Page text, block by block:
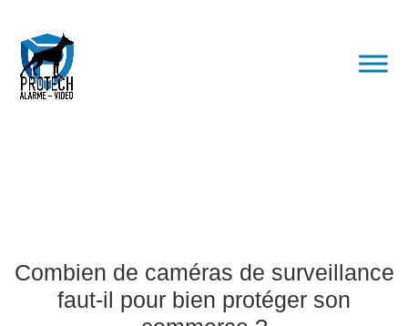
Combien de caméras de surveillance
faut-il pour bien protéger son